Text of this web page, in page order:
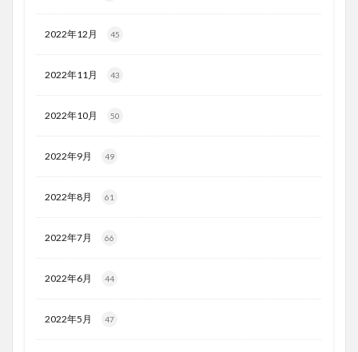
2022年12月 45
2022年11月 43
2022年10月 50
2022年9月 49
2022年8月 61
2022年7月 66
2022年6月 44
2022年5月 47